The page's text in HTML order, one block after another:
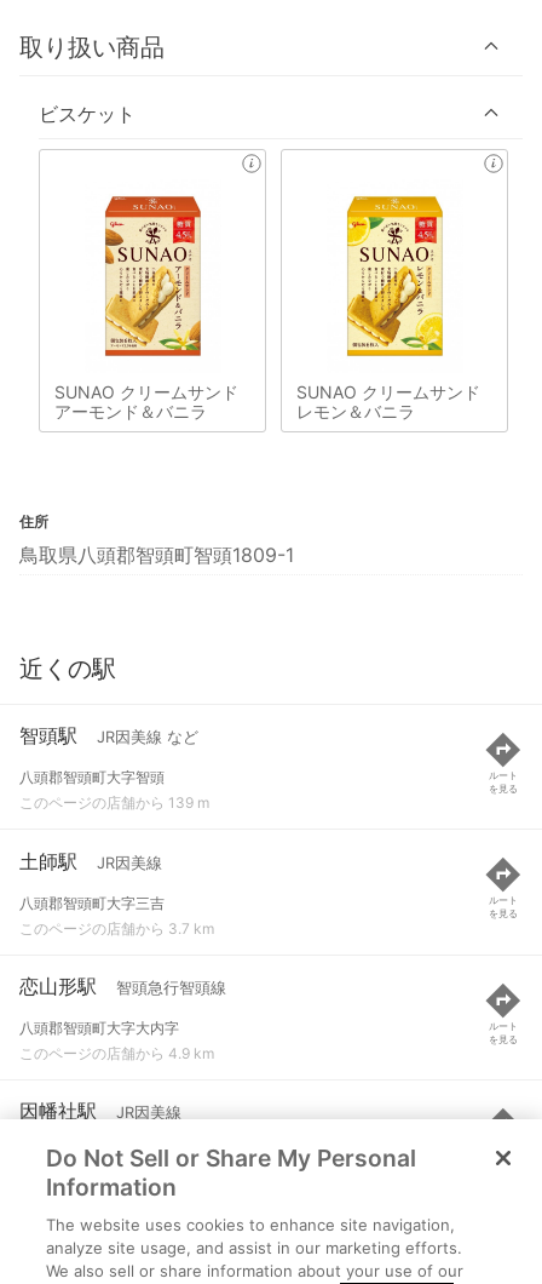
取り扱い商品
ビスケット
SUNAO クリームサンド
アーモンド＆バニラ
SUNAO クリームサンド
レモン＆バニラ
住所
鳥取県八頭郡智頭町智頭1809-1
近くの駅
智頭駅 JR因美線 など
八頭郡智頭町大字智頭
このページの店舗から 139 m
ルート
を見る
土師駅 JR因美線
八頭郡智頭町大字三吉
このページの店舗から 3.7 km
ルート
を見る
恋山形駅 智頭急行智頭線
八頭郡智頭町大字大内字
このページの店舗から 4.9 km
ルート
を見る
因幡社駅 JR因美線
鳥取市用瀬町宮原
このページの店舗から 5.8 km
ルート
を見る
那岐駅 JR因美線
八頭郡智頭町大字大背
Do Not Sell or Share My Personal
Information
The website uses cookies to enhance site navigation,
analyze site usage, and assist in our marketing efforts.
We also sell or share information about your use of our